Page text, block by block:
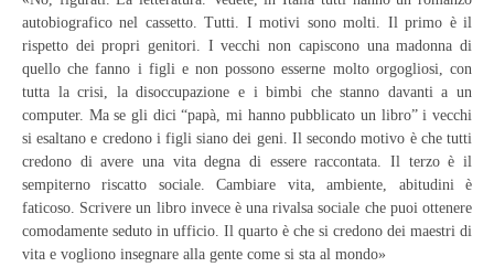
autobiografico nel cassetto. Tutti. I motivi sono molti. Il primo è il
rispetto dei propri genitori. I vecchi non capiscono una madonna di
quello che fanno i figli e non possono esserne molto orgogliosi, con
tutta la crisi, la disoccupazione e i bimbi che stanno davanti a un
computer. Ma se gli dici “papà, mi hanno pubblicato un libro” i vecchi
si esaltano e credono i figli siano dei geni. Il secondo motivo è che tutti
credono di avere una vita degna di essere raccontata. Il terzo è il
sempiterno riscatto sociale. Cambiare vita, ambiente, abitudini è
faticoso. Scrivere un libro invece è una rivalsa sociale che puoi ottenere
comodamente seduto in ufficio. Il quarto è che si credono dei maestri di
vita e vogliono insegnare alla gente come si sta al mondo»